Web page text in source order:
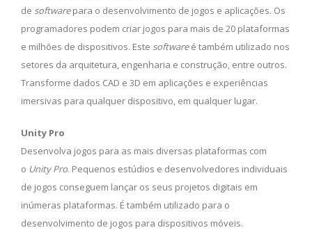
de softwarepara o desenvolvimento de jogos e aplicações. Os
programadores podem criar jogos para mais de 20 plataformas
e milhões de dispositivos. Este softwareé também utilizado nos
setores da arquitetura, engenharia e construção, entre outros.
Transforme dados CAD e 3D em aplicações e experiências
imersivas para qualquer dispositivo, em qualquer lugar.
Unity Pro
Desenvolva jogos para as mais diversas plataformas com
o Unity Pro. Pequenos estúdios e desenvolvedores individuais
de jogos conseguem lançar os seus projetos digitais em
inúmeras plataformas. É também utilizado para o
desenvolvimento de jogos para dispositivos móveis.